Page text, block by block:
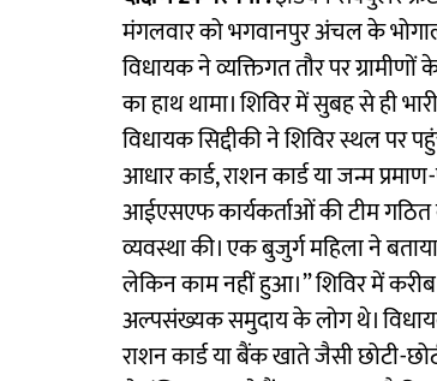
मंगलवार को भगवानपुर अंचल के
विधायक ने व्यक्तिगत तौर पर
का हाथ थामा। शिविर में सुबह से ही
विधायक सिद्दीकी ने शिविर स्थल पर
आधार कार्ड, राशन कार्ड या जन्म
आईएसएफ कार्यकर्ताओं की टीम
व्यवस्था की। एक बुजुर्ग महिला ने
लेकिन काम नहीं हुआ।” शिविर में
अल्पसंख्यक समुदाय के लोग थे।
राशन कार्ड या बैंक खाते जैसी छोटी-